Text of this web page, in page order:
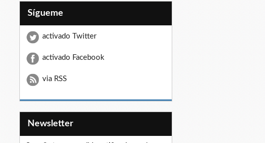
Sígueme
activado Twitter
activado Facebook
via RSS
Newsletter